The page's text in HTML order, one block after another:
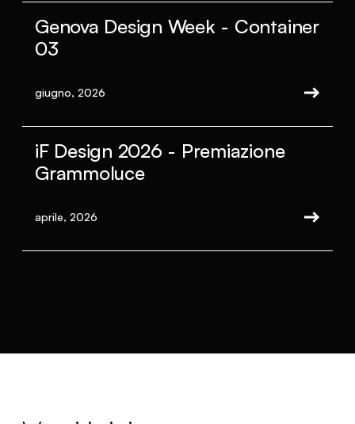
Genova Design Week - Container
03
giugno, 2026
iF Design 2026 - Premiazione
Grammoluce
aprile, 2026